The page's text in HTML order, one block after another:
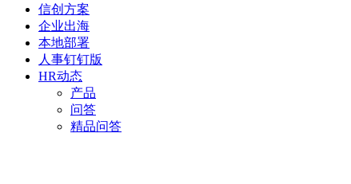
信创方案
企业出海
本地部署
人事钉钉版
HR动态
产品
问答
精品问答